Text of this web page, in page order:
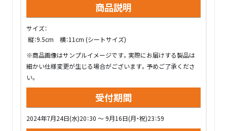
商品説明
サイズ：
縦：9.5cm 横：11cm (シートサイズ)
※商品画像はサンプルイメージです。実際にお届けする製品は
細かい仕様変更が生じる場合がございます。予めご了承くださ
い。
受付期間
2024年7月24日(水)20：30 ～ 9月16日(月・祝)23：59